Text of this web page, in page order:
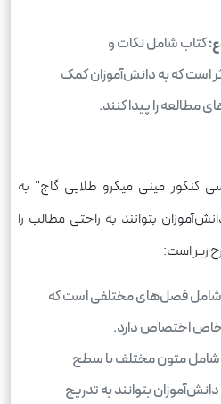
کتاب شامل نکات و
است که به دانش‌آموزان کمک
مطالعه را پیدا کنند.
کنکور مینی میکرو طلایی گاج" به
بتوانند به راحتی مطالب را
زیر است:
فصل‌های مختلفی است که
اختصاص دارد.
متون مختلف با سطح
بتوانند به تدریج